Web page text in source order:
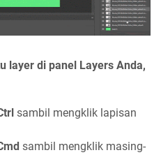
layer di panel Layers Anda,
sambil mengklik lapisan
sambil mengklik masing-